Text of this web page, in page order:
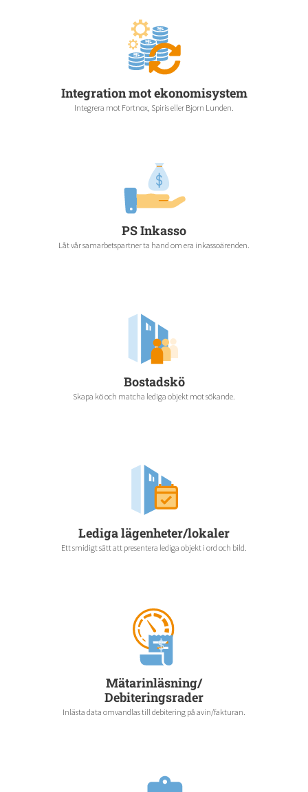
Integration mot ekonomisystem
Integrera mot Fortnox, Spiris eller Bjorn Lunden.
PS Inkasso
Låt vår samarbetspartner ta hand om era inkassoärenden.
Bostadskö
Skapa kö och matcha lediga objekt mot sökande.
Lediga lägenheter/lokaler
Ett smidigt sätt att presentera lediga objekt i ord och bild.
Mätarinläsning/
Debiteringsrader
Inlästa data omvandlas till debitering på avin/fakturan.